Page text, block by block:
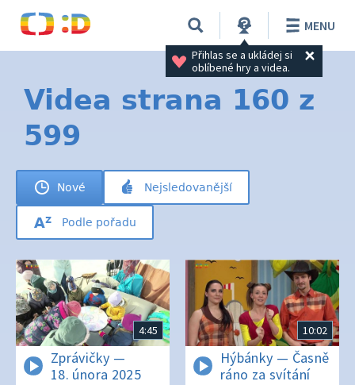
Přihlas se a ukládej si
oblíbené hry a videa.
MENU
Videa strana 160 z
599
Nové Nejsledovanější
Podle pořadu
4:45
Zprávičky —
18. února 2025
10:02
Hýbánky — Časně
ráno za svítání